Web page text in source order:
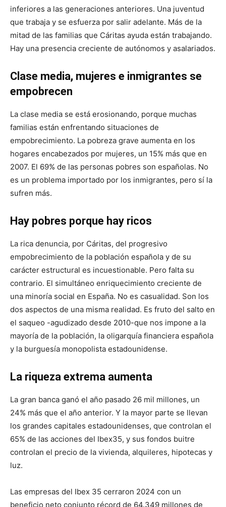
inferiores a las generaciones anteriores. Una juventud
que trabaja y se esfuerza por salir adelante. Más de la
mitad de las familias que Cáritas ayuda están trabajando.
Hay una presencia creciente de autónomos y asalariados.
Clase media, mujeres e inmigrantes se
empobrecen
La clase media se está erosionando, porque muchas
familias están enfrentando situaciones de
empobrecimiento. La pobreza grave aumenta en los
hogares encabezados por mujeres, un 15% más que en
2007. El 69% de las personas pobres son españolas. No
es un problema importado por los inmigrantes, pero sí la
sufren más.
Hay pobres porque hay ricos
La rica denuncia, por Cáritas, del progresivo
empobrecimiento de la población española y de su
carácter estructural es incuestionable. Pero falta su
contrario. El simultáneo enriquecimiento creciente de
una minoría social en España. No es casualidad. Son los
dos aspectos de una misma realidad. Es fruto del salto en
el saqueo -agudizado desde 2010-que nos impone a la
mayoría de la población, la oligarquía financiera española
y la burguesía monopolista estadounidense.
La riqueza extrema aumenta
La gran banca ganó el año pasado 26 mil millones, un
24% más que el año anterior. Y la mayor parte se llevan
los grandes capitales estadounidenses, que controlan el
65% de las acciones del Ibex35, y sus fondos buitre
controlan el precio de la vivienda, alquileres, hipotecas y
luz.
Las empresas del Ibex 35 cerraron 2024 con un
beneficio neto conjunto récord de 64.349 millones de